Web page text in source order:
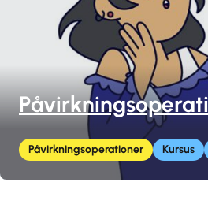
Påvirkningsoperationer Kursus